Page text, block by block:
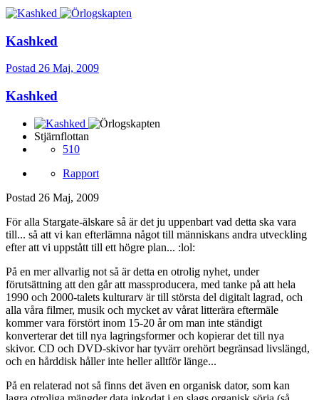
Kashked
Postad 26 Maj, 2009
Kashked
Stjärnflottan
510
Rapport
Postad 26 Maj, 2009
För alla Stargate-älskare så är det ju uppenbart vad detta ska vara
till... så att vi kan efterlämna något till människans andra utveckling
efter att vi uppstått till ett högre plan... :lol:
På en mer allvarlig not så är detta en otrolig nyhet, under
förutsättning att den går att massproducera, med tanke på att hela
1990 och 2000-talets kulturarv är till största del digitalt lagrad, och
alla våra filmer, musik och mycket av vårat litterära eftermäle
kommer vara förstört inom 15-20 år om man inte ständigt
konverterar det till nya lagringsformer och kopierar det till nya
skivor. CD och DVD-skivor har tyvärr orehört begränsad livslängd,
och en hårddisk håller inte heller alltför länge...
På en relaterad not så finns det även en organisk dator, som kan